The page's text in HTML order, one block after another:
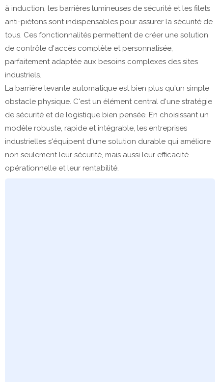
à induction, les barrières lumineuses de sécurité et les filets
anti-piétons sont indispensables pour assurer la sécurité de
tous. Ces fonctionnalités permettent de créer une solution
de contrôle d'accès complète et personnalisée,
parfaitement adaptée aux besoins complexes des sites
industriels.
La barrière levante automatique est bien plus qu'un simple
obstacle physique. C'est un élément central d'une stratégie
de sécurité et de logistique bien pensée. En choisissant un
modèle robuste, rapide et intégrable, les entreprises
industrielles s'équipent d'une solution durable qui améliore
non seulement leur sécurité, mais aussi leur efficacité
opérationnelle et leur rentabilité.